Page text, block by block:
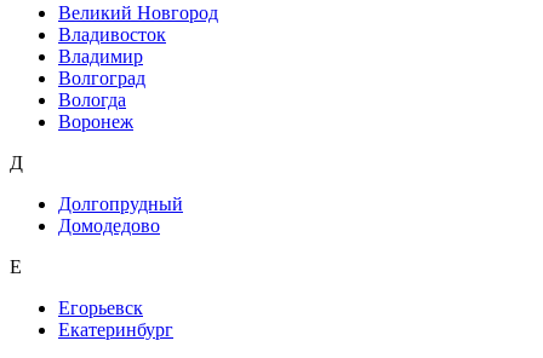
Великий Новгород
Владивосток
Владимир
Волгоград
Вологда
Воронеж
Д
Долгопрудный
Домодедово
Е
Егорьевск
Екатеринбург